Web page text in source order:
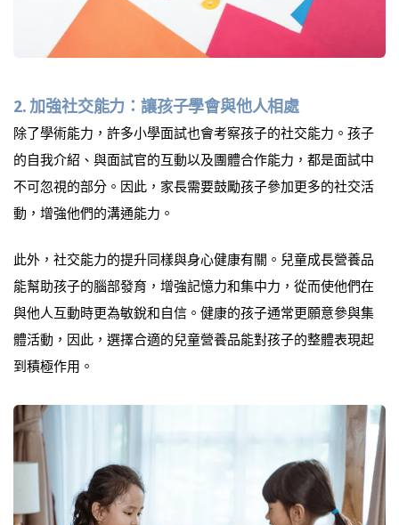
2. 加強社交能力：讓孩子學會與他人相處
除了學術能力，許多小學面試也會考察孩子的社交能力。孩子
的自我介紹、與面試官的互動以及團體合作能力，都是面試中
不可忽視的部分。因此，家長需要鼓勵孩子參加更多的社交活
動，增強他們的溝通能力。
此外，社交能力的提升同樣與身心健康有關。兒童成長營養品
能幫助孩子的腦部發育，增強記憶力和集中力，從而使他們在
與他人互動時更為敏銳和自信。健康的孩子通常更願意參與集
體活動，因此，選擇合適的兒童營養品能對孩子的整體表現起
到積極作用。